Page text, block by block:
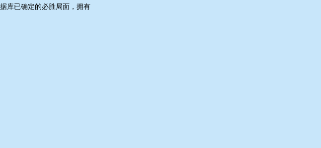
库已确定的必胜局面，拥有